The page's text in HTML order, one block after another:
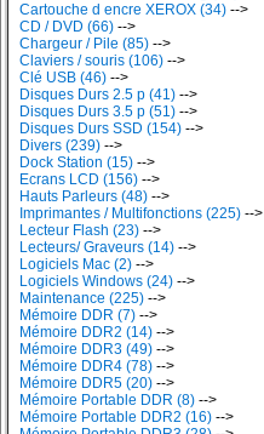
Cartouche d encre XEROX (34) -->
CD / DVD (66) -->
Chargeur / Pile (85) -->
Claviers / souris (106) -->
Clé USB (46) -->
Disques Durs 2.5 p (41) -->
Disques Durs 3.5 p (51) -->
Disques Durs SSD (154) -->
Divers (239) -->
Dock Station (15) -->
Ecrans LCD (156) -->
Hauts Parleurs (48) -->
Imprimantes / Multifonctions (225) -->
Lecteur Flash (23) -->
Lecteurs/ Graveurs (14) -->
Logiciels Mac (2) -->
Logiciels Windows (24) -->
Maintenance (225) -->
Mémoire DDR (7) -->
Mémoire DDR2 (14) -->
Mémoire DDR3 (49) -->
Mémoire DDR4 (78) -->
Mémoire DDR5 (20) -->
Mémoire Portable DDR (8) -->
Mémoire Portable DDR2 (16) -->